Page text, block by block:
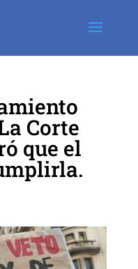
Corte
que el